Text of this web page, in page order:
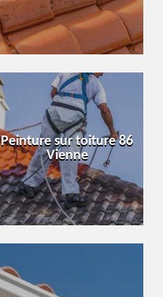
Peinture sur toiture 86
Vienne